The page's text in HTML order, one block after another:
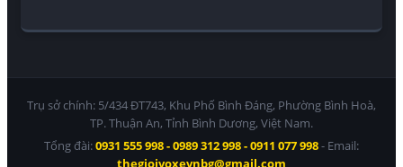
Trụ sở chính: 5/434 ĐT743, Khu Phố Bình Đáng, Phường Bình Hoà,
TP. Thuận An, Tỉnh Bình Dương, Việt Nam.
Tổng đài:0931 555 998 - 0989 312 998 - 0911 077 998- Email:
thegioivoxevnbg@gmail.com